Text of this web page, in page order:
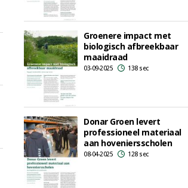
Groenere impact met
biologisch afbreekbaar
maaidraad
03-09-2025 138 sec
Donar Groen levert
professioneel materiaal
aan hoveniersscholen
08-04-2025 128 sec